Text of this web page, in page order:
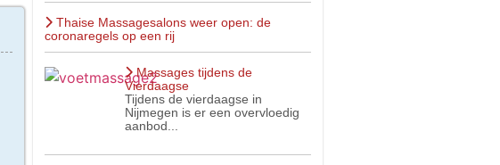
Thaise Massagesalons weer open: de
coronaregels op een rij
Massages tijdens de
Vierdaagse
Tijdens de vierdaagse in
Nijmegen is er een overvloedig
aanbod...